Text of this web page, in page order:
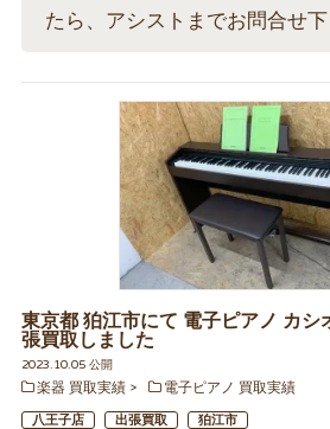
たら、アシストまでお問合せ下
東京都 狛江市にて 電子ピアノ カシ
張買取しました
2023.10.05 公開
楽器 買取実績
電子ピアノ 買取実績
八王子店 出張買取 狛江市